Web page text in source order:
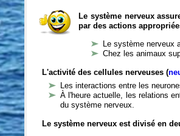
Le système nerveux
par des actions
Le système nerveux
Chez les animaux
L'activité des cellules nerveuses (
Les interactions entre les
À l'heure actuelle, les relations
du système nerveux.
Le système nerveux est divisé en